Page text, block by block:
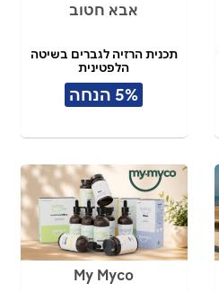
אבא חטוב
תכנית הרזיה לגברים בשיטה
הלפטינית
5% הנחה
My Myco